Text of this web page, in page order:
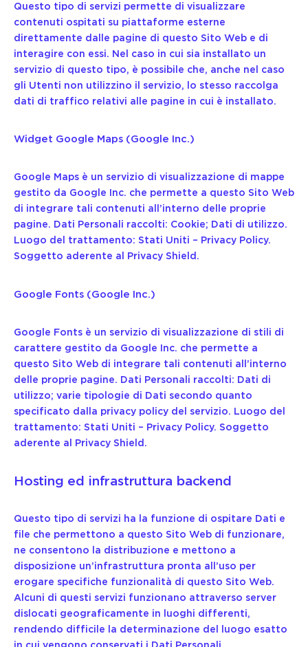
Questo tipo di servizi permette di visualizzare
contenuti ospitati su piattaforme esterne
direttamente dalle pagine di questo Sito Web e di
interagire con essi. Nel caso in cui sia installato un
servizio di questo tipo, è possibile che, anche nel caso
gli Utenti non utilizzino il servizio, lo stesso raccolga
dati di traffico relativi alle pagine in cui è installato.
Widget Google Maps (Google Inc.)
Google Maps è un servizio di visualizzazione di mappe
gestito da Google Inc. che permette a questo Sito Web
di integrare tali contenuti all’interno delle proprie
pagine. Dati Personali raccolti: Cookie; Dati di utilizzo.
Luogo del trattamento: Stati Uniti – Privacy Policy.
Soggetto aderente al Privacy Shield.
Google Fonts (Google Inc.)
Google Fonts è un servizio di visualizzazione di stili di
carattere gestito da Google Inc. che permette a
questo Sito Web di integrare tali contenuti all’interno
delle proprie pagine. Dati Personali raccolti: Dati di
utilizzo; varie tipologie di Dati secondo quanto
specificato dalla privacy policy del servizio. Luogo del
trattamento: Stati Uniti – Privacy Policy. Soggetto
aderente al Privacy Shield.
Hosting ed infrastruttura backend
Questo tipo di servizi ha la funzione di ospitare Dati e
file che permettono a questo Sito Web di funzionare,
ne consentono la distribuzione e mettono a
disposizione un’infrastruttura pronta all’uso per
erogare specifiche funzionalità di questo Sito Web.
Alcuni di questi servizi funzionano attraverso server
dislocati geograficamente in luoghi differenti,
rendendo difficile la determinazione del luogo esatto
in cui vengono conservati i Dati Personali.